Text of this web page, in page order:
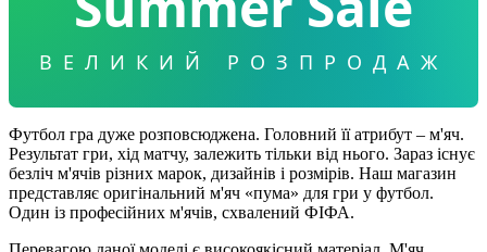
ВЕЛИКИЙ РОЗПРОДАЖ
Футбол гра дуже розповсюджена. Головний її атрибут – м'яч.
Результат гри, хід матчу, залежить тільки від нього. Зараз існує
безліч м'ячів різних марок, дизайнів і розмірів. Наш магазин
представляє оригінальний м'яч «пума» для гри у футбол.
Один із професійних м'ячів, схвалений ФІФА.